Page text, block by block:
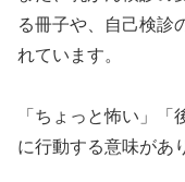
る冊子や、自己検診
れています。
「ちょっと怖い」
に行動する意味があ